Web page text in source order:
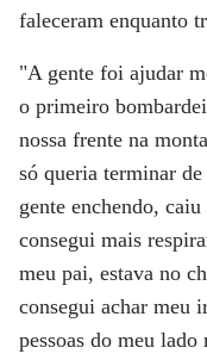
faleceram enquanto
"A gente foi ajudar
o primeiro
nossa frente na
só queria terminar
gente enchendo,
consegui mais
meu pai, estava no
consegui achar meu
pessoas do meu